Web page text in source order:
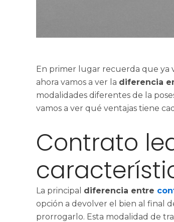
En primer lugar recuerda que ya
ahora vamos a ver la diferencia
modalidades diferentes de la
vamos a ver qué ventajas tiene
Contrato
La principal diferencia entre
opción a devolver el bien al final
prorrogarlo. Esta modalidad de